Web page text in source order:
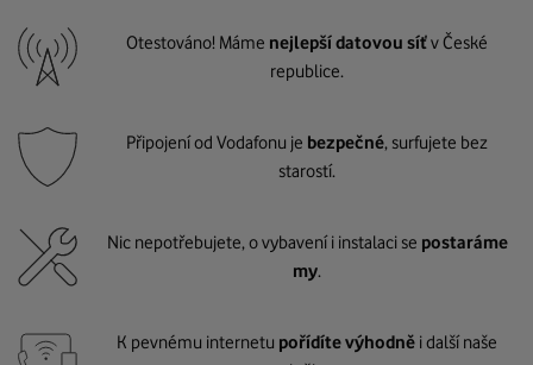
Otestováno! Máme nejlepší datovou síťv České
republice.
Připojení od Vodafonu je bezpečné, surfujete bez
starostí.
Nic nepotřebujete, o vybavení i instalaci se postaráme
my.
K pevnému internetu pořídíte výhodně i další naše